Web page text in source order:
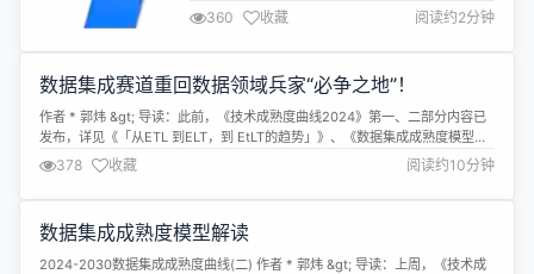
发微信 / 京东 / 百度 / 支付宝 / 字节跳动 / QQ 小程
序 / H5 等应用。 此版本具体更新内容如下： H5 新
增了 H5 版本的 Map 组件 修复了 CSS 中单行注释
导...
360 收藏 阅读约2分钟
数据集成赛道重回数据领域兵家“必争之地”！
作者 * 郭炜 &gt; 导读：此前，《技术成熟度曲线2024》第一、二部分内容已
发布，详见《「从ETL 到ELT，到 EtLT的趋势」》、《数据集成成熟度模型解
读》。本文为报告的最后一篇，主要对数据集成技术进行趋势预测与总结，并
讲解如何使用数据集成成熟度模型。 趋势 数据集成在未来几年随着EtLT架构的
普及，很多新型的场景会出现，同时数据虚拟化、DataF...
378 收藏 阅读约10分钟
数据集成成熟度模型解读
2024-2030数据集成成熟度曲线(二) 作者 * 郭炜 &gt; 导读：上周，《技术成